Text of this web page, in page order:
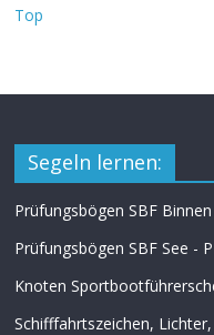
Top
Segeln lernen:
Prüfungsbögen SBF
Prüfungsbögen SBF See -
Knoten
Schifffahrtszeichen,